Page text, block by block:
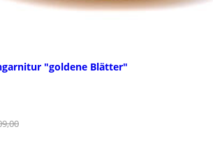
"goldene Blätter"